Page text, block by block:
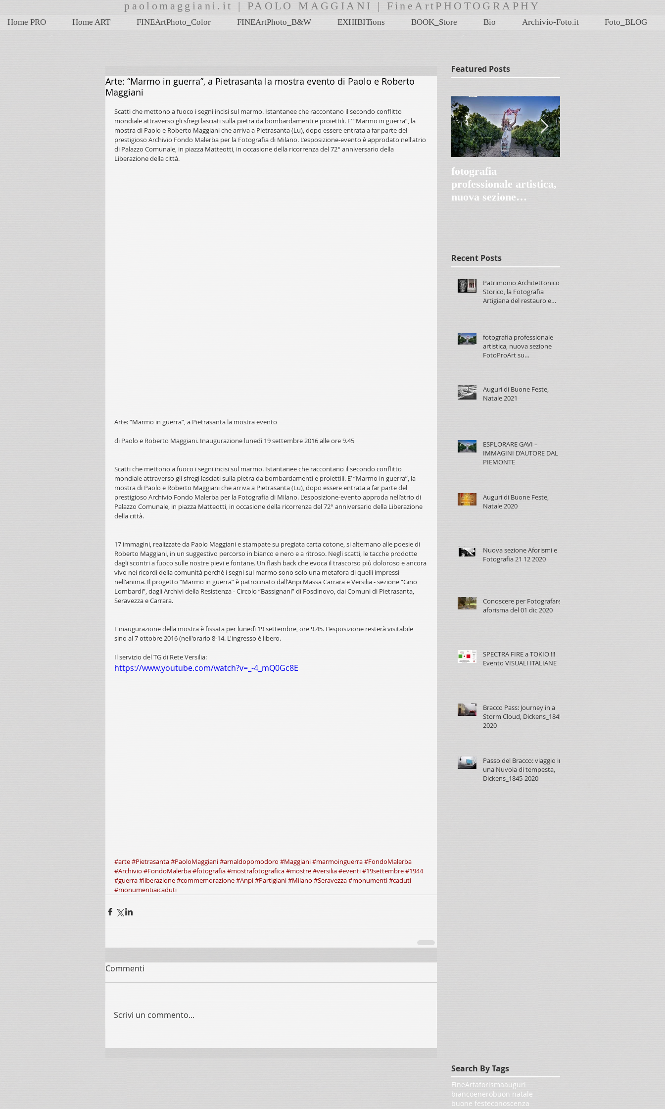
paolomaggiani.it | PAOLO MAGGIANI | FineArtPHOTOGRAPHY
Home PRO Home ART FINEArtPhoto_Color FINEArtPhoto_B&W EXHIBITions BOOK_Store Bio Archivio-Foto.it Foto_BLOG
Arte: “Marmo in guerra”, a Pietrasanta la mostra evento di Paolo e Roberto
Maggiani
Scatti che mettono a fuoco i segni incisi sul marmo. Istantanee che raccontano il secondo conflitto
mondiale attraverso gli sfregi lasciati sulla pietra da bombardamenti e proiettili. E’ “Marmo in guerra”, la
mostra di Paolo e Roberto Maggiani che arriva a Pietrasanta (Lu), dopo essere entrata a far parte del
prestigioso Archivio Fondo Malerba per la Fotografia di Milano. L’esposizione-evento è approdato nell'atrio
di Palazzo Comunale, in piazza Matteotti, in occasione della ricorrenza del 72° anniversario della
Liberazione della città.
Arte: “Marmo in guerra”, a Pietrasanta la mostra evento
di Paolo e Roberto Maggiani. Inaugurazione lunedì 19 settembre 2016 alle ore 9.45
Scatti che mettono a fuoco i segni incisi sul marmo. Istantanee che raccontano il secondo conflitto
mondiale attraverso gli sfregi lasciati sulla pietra da bombardamenti e proiettili. E’ “Marmo in guerra”, la
mostra di Paolo e Roberto Maggiani che arriva a Pietrasanta (Lu), dopo essere entrata a far parte del
prestigioso Archivio Fondo Malerba per la Fotografia di Milano. L’esposizione-evento approda nell’atrio di
Palazzo Comunale, in piazza Matteotti, in occasione della ricorrenza del 72° anniversario della Liberazione
della città.
17 immagini, realizzate da Paolo Maggiani e stampate su pregiata carta cotone, si alternano alle poesie di
Roberto Maggiani, in un suggestivo percorso in bianco e nero e a ritroso. Negli scatti, le tacche prodotte
dagli scontri a fuoco sulle nostre pievi e fontane. Un flash back che evoca il trascorso più doloroso e ancora
vivo nei ricordi della comunità perché i segni sul marmo sono solo una metafora di quelli impressi
nell'anima. Il progetto “Marmo in guerra” è patrocinato dall'Anpi Massa Carrara e Versilia - sezione “Gino
Lombardi”, dagli Archivi della Resistenza - Circolo “Bassignani” di Fosdinovo, dai Comuni di Pietrasanta,
Seravezza e Carrara.
L'inaugurazione della mostra è fissata per lunedì 19 settembre, ore 9.45. L’esposizione resterà visitabile
sino al 7 ottobre 2016 (nell'orario 8-14. L'ingresso è libero.
Il servizio del TG di Rete Versilia:
https://www.youtube.com/watch?v=_-4_mQ0Gc8E
#arte#Pietrasanta#PaoloMaggiani#arnaldopomodoro #Maggiani#marmoinguerra#FondoMalerba
#Archivio #FondoMalerba#fotografia#mostrafotografica#mostre#versilia#eventi#19settembre#1944
#guerra#liberazione#commemorazione#Anpi#Partigiani#Milano #Seravezza#monumenti#caduti
#monumentiaicaduti
Commenti
Scrivi un commento...
Featured Posts
fotografia
professionale artistica,
nuova sezione
Recent Posts
Patrimonio Architettonico
Storico, la Fotografia
Artigiana del restauro e
fotografia professionale
artistica, nuova sezione
FotoProArt su
Auguri di Buone Feste,
Natale 2021
ESPLORARE GAVI –
IMMAGINI D’AUTORE DAL
PIEMONTE
Auguri di Buone Feste,
Natale 2020
Nuova sezione Aforismi e
Fotografia 21 12 2020
Conoscere per Fotografare,
aforisma del 01 dic 2020
SPECTRA FIRE a TOKIO !!!
Evento VISUALI ITALIANE
Bracco Pass: Journey in a
Storm Cloud, Dickens_1845-
2020
Passo del Bracco: viaggio in
una Nuvola di tempesta,
Dickens_1845-2020
Search By Tags
FineArtaforismaauguri
biancoenerobuon natale
buone festeconoscenza